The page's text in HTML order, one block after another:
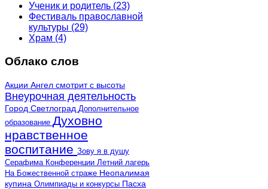
Ученик и родитель (23)
Фестиваль православной
культуры (29)
Храм (4)
Облако слов
Акции Ангел смотрит с высоты
Внеурочная деятельность
Город Светлоград Дополнительное
образование Духовно
нравственное
воспитание Зову я в душу
Серафима Конференции Летний лагерь
На Божественной страже Неопалимая
купина Олимпиады и конкурсы Пасха